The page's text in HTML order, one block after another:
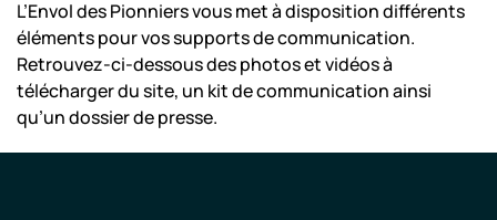
Nous sommes ouverts aujourd’hui,
jusqu’à 18:00.
Nous vous attendons ! Consultez tous
noshoraires d’ouvertures
L’Envol des Pionniers vous met à disposition différents
éléments pour vos supports de communication.
Retrouvez-ci-dessous des photos et vidéos à
télécharger du site, un kit de communication ainsi
qu’un dossier de presse.